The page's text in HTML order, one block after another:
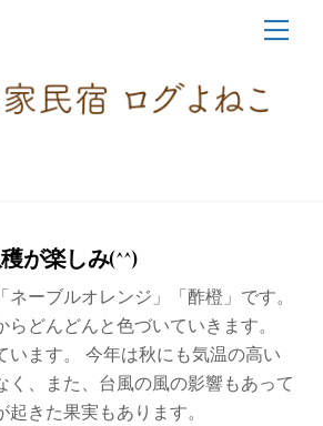
が楽しみ(^^)
ネーブルオレンジ」「酢橙」です。
どんどんと色づいていきます。
います。 今年は秋にも気温の高い
く、また、台風の風の影響もあって
きた果実もあります。